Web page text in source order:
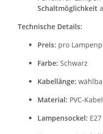
Schaltmöglichkeit
Technische Details:
Preis: pro
Farbe: Schwarz
Kabellänge:
Material: PVC-
Lampensockel: E27